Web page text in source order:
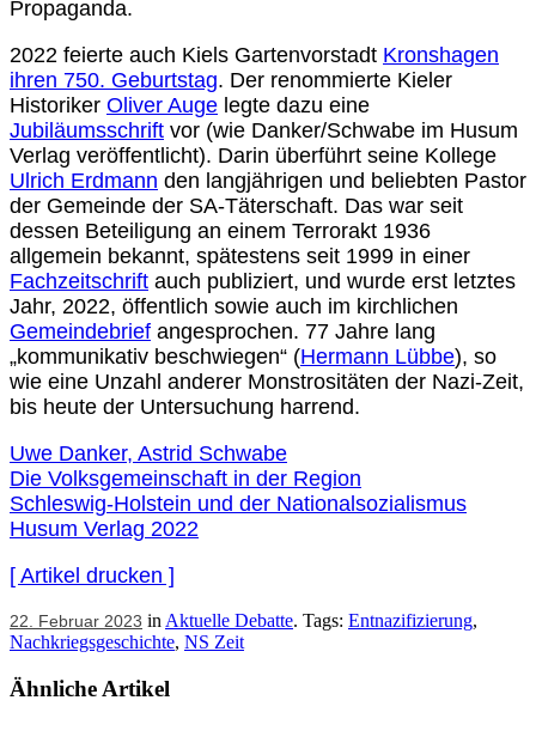
Propaganda.
2022 feierte auch Kiels Gartenvorstadt Kronshagen
ihren 750. Geburtstag. Der renommierte Kieler
Historiker Oliver Auge legte dazu eine
Jubiläumsschrift vor (wie Danker/Schwabe im Husum
Verlag veröffentlicht). Darin überführt seine Kollege
Ulrich Erdmann den langjährigen und beliebten Pastor
der Gemeinde der SA-Täterschaft. Das war seit
dessen Beteiligung an einem Terrorakt 1936
allgemein bekannt, spätestens seit 1999 in einer
Fachzeitschrift auch publiziert, und wurde erst letztes
Jahr, 2022, öffentlich sowie auch im kirchlichen
Gemeindebrief angesprochen. 77 Jahre lang
„kommunikativ beschwiegen“ (Hermann Lübbe), so
wie eine Unzahl anderer Monstrositäten der Nazi-Zeit,
bis heute der Untersuchung harrend.
Uwe Danker, Astrid Schwabe
Die Volksgemeinschaft in der Region
Schleswig-Holstein und der Nationalsozialismus
Husum Verlag 2022
[ Artikel drucken ]
22. Februar 2023 in Aktuelle Debatte. Tags: Entnazifizierung,
Nachkriegsgeschichte, NS Zeit
Ähnliche Artikel